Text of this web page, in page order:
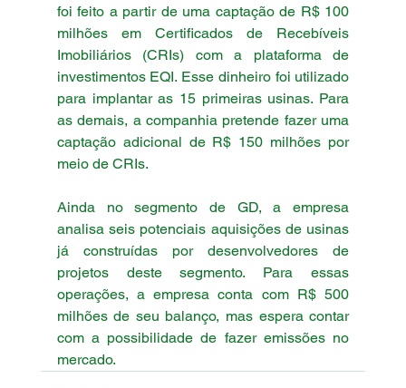
foi feito a partir de uma captação de R$ 100
milhões em Certificados de Recebíveis
Imobiliários (CRIs) com a plataforma de
investimentos EQI. Esse dinheiro foi utilizado
para implantar as 15 primeiras usinas. Para
as demais, a companhia pretende fazer uma
captação adicional de R$ 150 milhões por
meio de CRIs.
Ainda no segmento de GD, a empresa
analisa seis potenciais aquisições de usinas
já construídas por desenvolvedores de
projetos deste segmento. Para essas
operações, a empresa conta com R$ 500
milhões de seu balanço, mas espera contar
com a possibilidade de fazer emissões no
mercado.